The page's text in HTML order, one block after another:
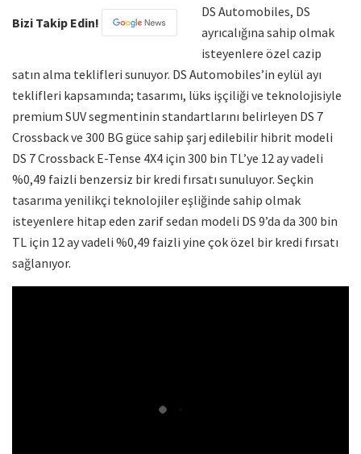
Bizi Takip Edin!
DS Automobiles, DS
ayrıcalığına sahip olmak
isteyenlere özel cazip
satın alma teklifleri sunuyor. DS Automobiles’in eylül ayı
teklifleri kapsamında; tasarımı, lüks işçiliği ve teknolojisiyle
premium SUV segmentinin standartlarını belirleyen DS 7
Crossback ve 300 BG güce sahip şarj edilebilir hibrit modeli
DS 7 Crossback E-Tense 4X4 için 300 bin TL’ye 12 ay vadeli
%0,49 faizli benzersiz bir kredi fırsatı sunuluyor. Seçkin
tasarıma yenilikçi teknolojiler eşliğinde sahip olmak
isteyenlere hitap eden zarif sedan modeli DS 9’da da 300 bin
TL için 12 ay vadeli %0,49 faizli yine çok özel bir kredi fırsatı
sağlanıyor.